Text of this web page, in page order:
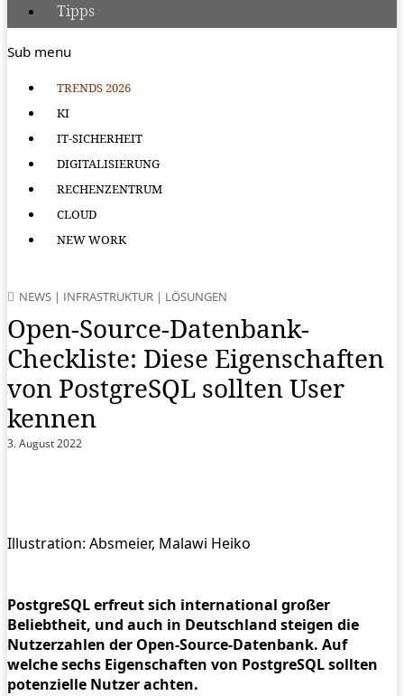
Tipps
Sub menu
TRENDS 2026
KI
IT-SICHERHEIT
DIGITALISIERUNG
RECHENZENTRUM
CLOUD
NEW WORK
NEWS | INFRASTRUKTUR | LÖSUNGEN
Open-Source-Datenbank-
Checkliste: Diese Eigenschaften
von PostgreSQL sollten User
kennen
3. August 2022
Illustration: Absmeier, Malawi Heiko
PostgreSQL erfreut sich international großer
Beliebtheit, und auch in Deutschland steigen die
Nutzerzahlen der Open-Source-Datenbank. Auf
welche sechs Eigenschaften von PostgreSQL sollten
potenzielle Nutzer achten.